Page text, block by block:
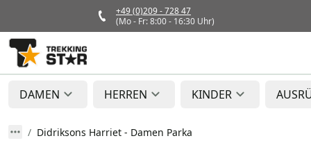
+49 (0)209 - 728 47
(Mo - Fr: 8:00 - 16:30 Uhr)
DAMEN HERREN KINDER
Didriksons Harriet - Damen Parka